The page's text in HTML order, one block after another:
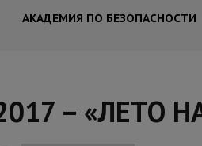
АКАДЕМИЯ ПО БЕЗОПАСНОСТИ
– «ЛЕТО